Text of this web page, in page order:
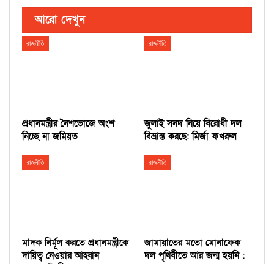
আরো দেখুন
রাজনীতি
প্রধানমন্ত্রীর নৈশভোজে অংশ
নিচ্ছে না জমিয়ত
রাজনীতি
জুলাই সনদ নিয়ে বিরোধী দল
বিভ্রান্ত করছে: মির্জা ফখরুল
রাজনীতি
মাদক নির্মূল করতে প্রধানমন্ত্রীকে
দায়িত্ব নেওয়ার আহ্বান
রাজনীতি
জামায়াতের মতো মোনাফেক
দল পৃথিবীতে আর জন্ম হয়নি :